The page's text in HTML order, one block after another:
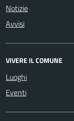
Notizie
Avvisi
VIVERE IL COMUNE
Luoghi
Eventi